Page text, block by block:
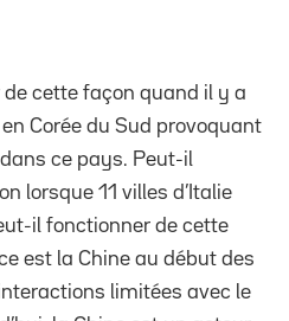
cette façon quand il y a
Corée du Sud provoquant
ce pays. Peut-il
lorsque 11 villes d’Italie
il fonctionner de cette
est la Chine au début des
limitées avec le